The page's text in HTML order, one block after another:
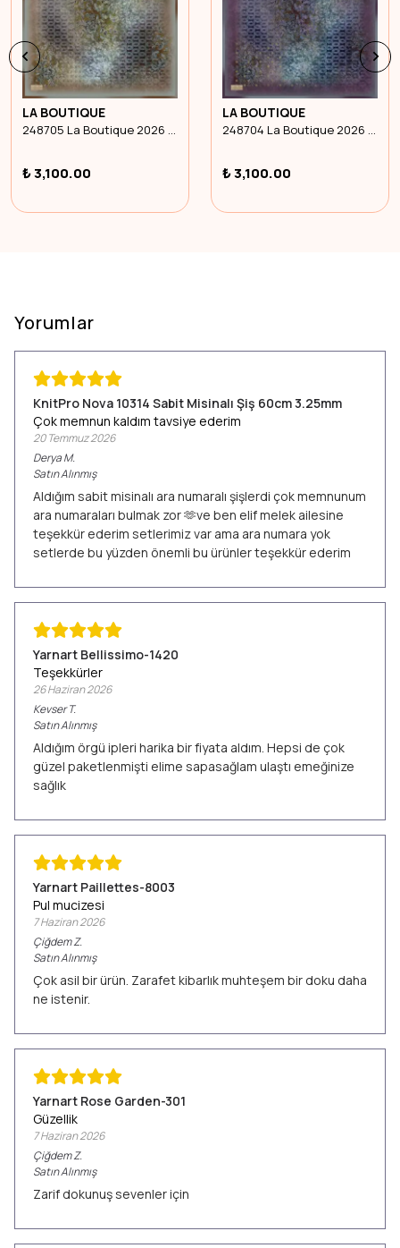
LA BOUTIQUE
248705 La Boutique 2026 İlkbahar Yaz Sura İpek Eşarp
₺ 3,100.00
LA BOUTIQUE
248704 La Boutique 2026 İlkbahar Yaz Sura İpek Eşarp
₺ 3,100.00
Yorumlar
KnitPro Nova 10314 Sabit Misinalı Şiş 60cm 3.25mm
Çok memnun kaldım tavsiye ederim
20 Temmuz 2026
DeryaM.
Satın Alınmış
Aldığım sabit misinalı ara numaralı şişlerdi çok memnunum
ara numaraları bulmak zor 🫶ve ben elif melek ailesine
teşekkür ederim setlerimiz var ama ara numara yok
setlerde bu yüzden önemli bu ürünler teşekkür ederim
Yarnart Bellissimo-1420
Teşekkürler
26 Haziran 2026
Kevser T.
Satın Alınmış
Aldığım örgü ipleri harika bir fiyata aldım. Hepsi de çok
güzel paketlenmişti elime sapasağlam ulaştı emeğinize
sağlık
Yarnart Paillettes-8003
Pul mucizesi
7 Haziran 2026
ÇiğdemZ.
Satın Alınmış
Çok asil bir ürün. Zarafet kibarlık muhteşem bir doku daha
ne istenir.
Yarnart Rose Garden-301
Güzellik
7 Haziran 2026
ÇiğdemZ.
Satın Alınmış
Zarif dokunuş sevenler için